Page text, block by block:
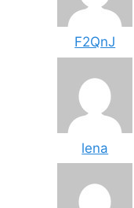
F2QnJ
lena